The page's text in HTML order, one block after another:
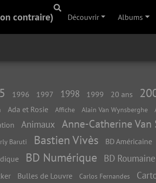
contraire) Découvrir Albums
1996 1997 1998 1999 20 ans
Ada et Rosie Affiche Alain Van Wynsberghe
Animaux Anne-Catherine Van
Baruti Bastien Vivès BD Américaine
BD Numérique BD Roumaine
Bulles de Louvre Carlos Fernandes